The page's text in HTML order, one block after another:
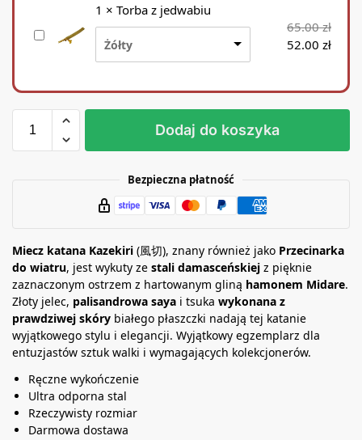
a
a
k
a
T
b
a
z
i
u
1 × Torba z jedwabiu
Żółty
65.00zł
52.00 zł
Dodaj do koszyka
Bezpieczna płatność
Miecz katana Kazekiri (風切), znany również jako Przecinarka
do wiatru, jest wykuty ze stali damasceńskiej z pięknie
zaznaczonym ostrzem z hartowanym gliną hamonem Midare.
Złoty jelec, palisandrowa saya i tsuka wykonana z
prawdziwej skóry białego płaszczki nadają tej katanie
wyjątkowego stylu i elegancji. Wyjątkowy egzemplarz dla
entuzjastów sztuk walki i wymagających kolekcjonerów.
Ręczne wykończenie
Ultra odporna stal
Rzeczywisty rozmiar
Darmowa dostawa